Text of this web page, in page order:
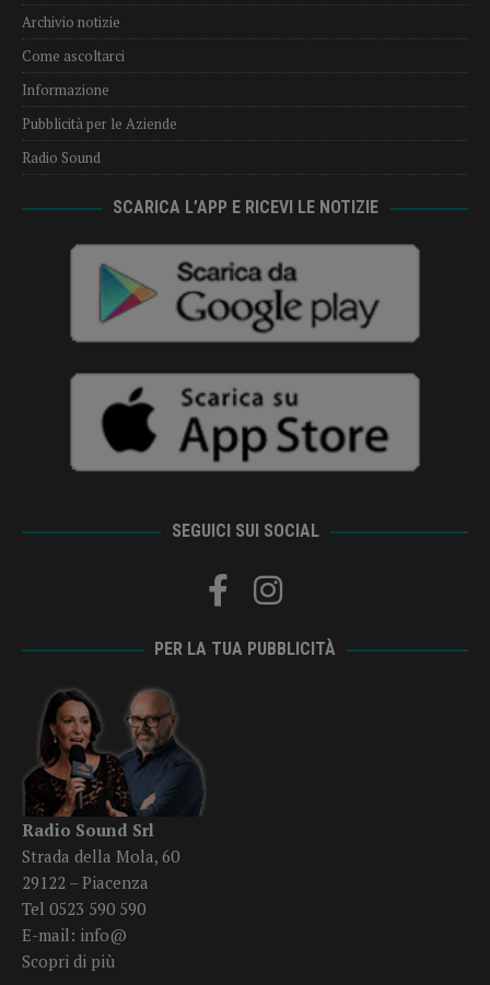
Archivio notizie
Come ascoltarci
Informazione
Pubblicità per le Aziende
Radio Sound
SCARICA L’APP E RICEVI LE NOTIZIE
SEGUICI SUI SOCIAL
PER LA TUA PUBBLICITÀ
Radio Sound Srl
Strada della Mola, 60
29122 – Piacenza
Tel 0523 590 590
E-mail: info@
Scopri di più